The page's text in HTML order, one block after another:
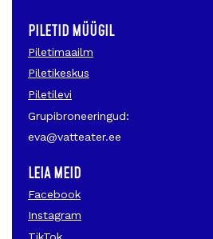
PILETID MÜÜGIL
Piletimaailm
Piletikeskus
Piletilevi
Grupibroneeringud:
eva@vatteater.ee
LEIA MEID
Facebook
Instagram